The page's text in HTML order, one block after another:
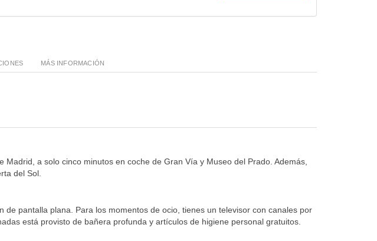
MÁS INFORMACIÓN
a solo cinco minutos en coche de Gran Vía y Museo del Prado. Además,
del Sol.
pantalla plana. Para los momentos de ocio, tienes un televisor con canales por
está provisto de bañera profunda y artículos de higiene personal gratuitos.